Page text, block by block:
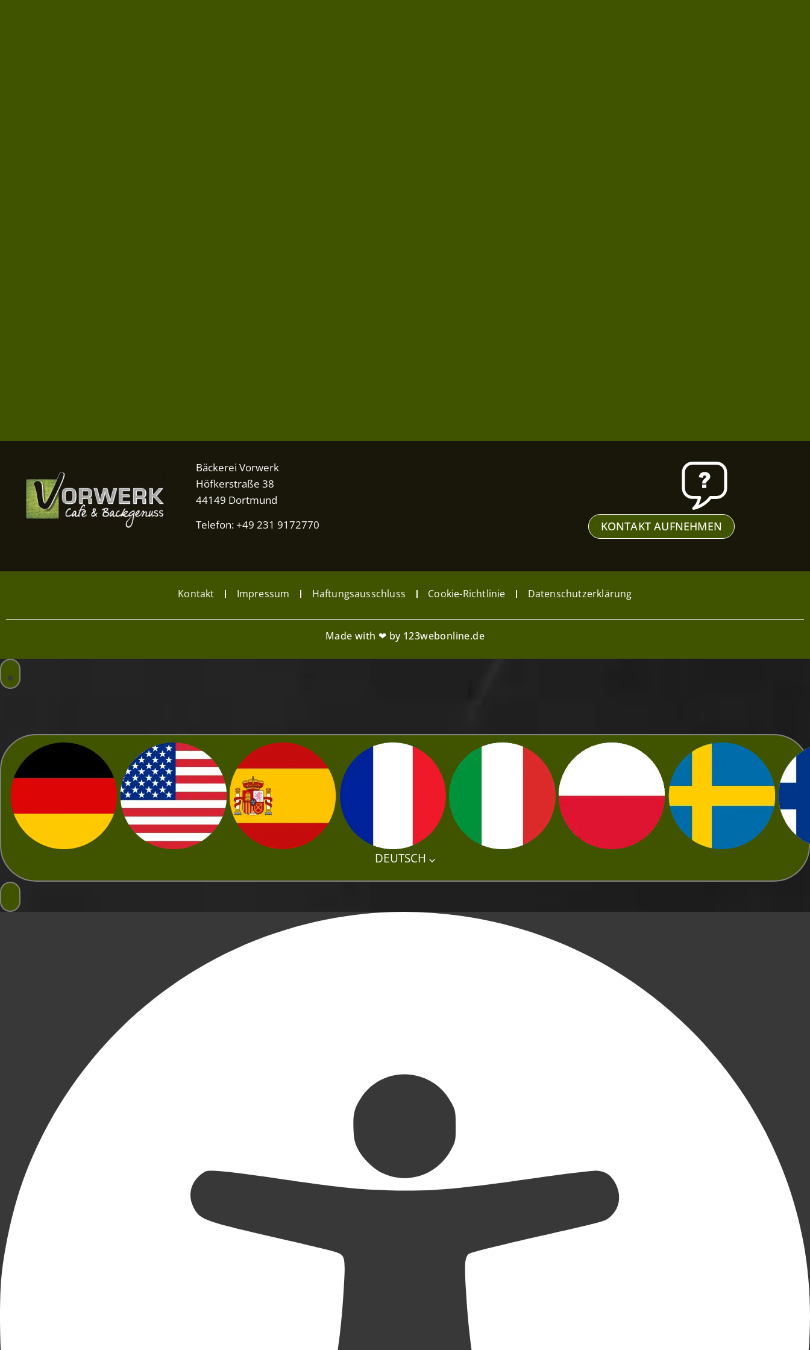
Bäckerei Vorwerk
Höfkerstraße 38
44149 Dortmund
Telefon: +49 231 9172770
KONTAKT AUFNEHMEN
Kontakt Impressum Haftungsausschluss Cookie-Richtlinie Datenschutzerklärung
Made with ❤ by 123webonline.de
DEUTSCH